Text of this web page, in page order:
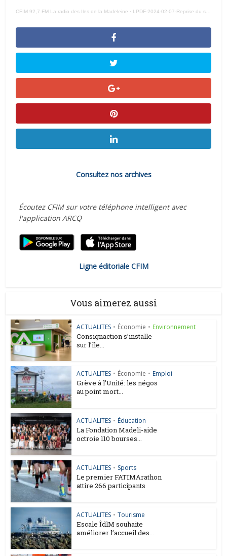
CFIM 92,7 FM La radio des Iles de la Madeleine · LPDF-2024-02-07-Reprise du sébaste : Diane Lebouthillier lance un appel au calme
Consultez nos archives
Écoutez CFIM sur votre téléphone intelligent avec
l'application ARCQ
Ligne éditoriale CFIM
Vous aimerez aussi
ACTUALITES • Économie • Environnement
Consignaction s’installe
sur l’île...
ACTUALITES • Économie • Emploi
Grève à l’Unité: les négos
au point mort...
ACTUALITES • Éducation
La Fondation Madeli-aide
octroie 110 bourses...
ACTUALITES • Sports
Le premier FATIMArathon
attire 266 participants
ACTUALITES • Tourisme
Escale ÎdlM souhaite
améliorer l’accueil des...